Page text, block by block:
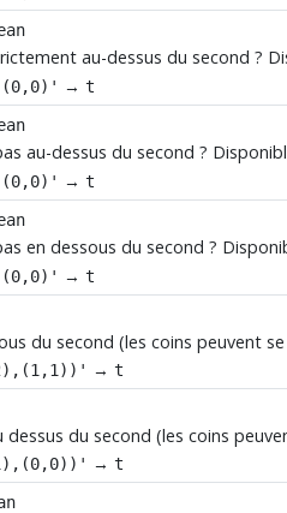
au-dessus du second ?
→t
au-dessus du second ?
→t
en dessous du second ?
→t
du second (les coins peuvent
→t
du second (les coins
→t